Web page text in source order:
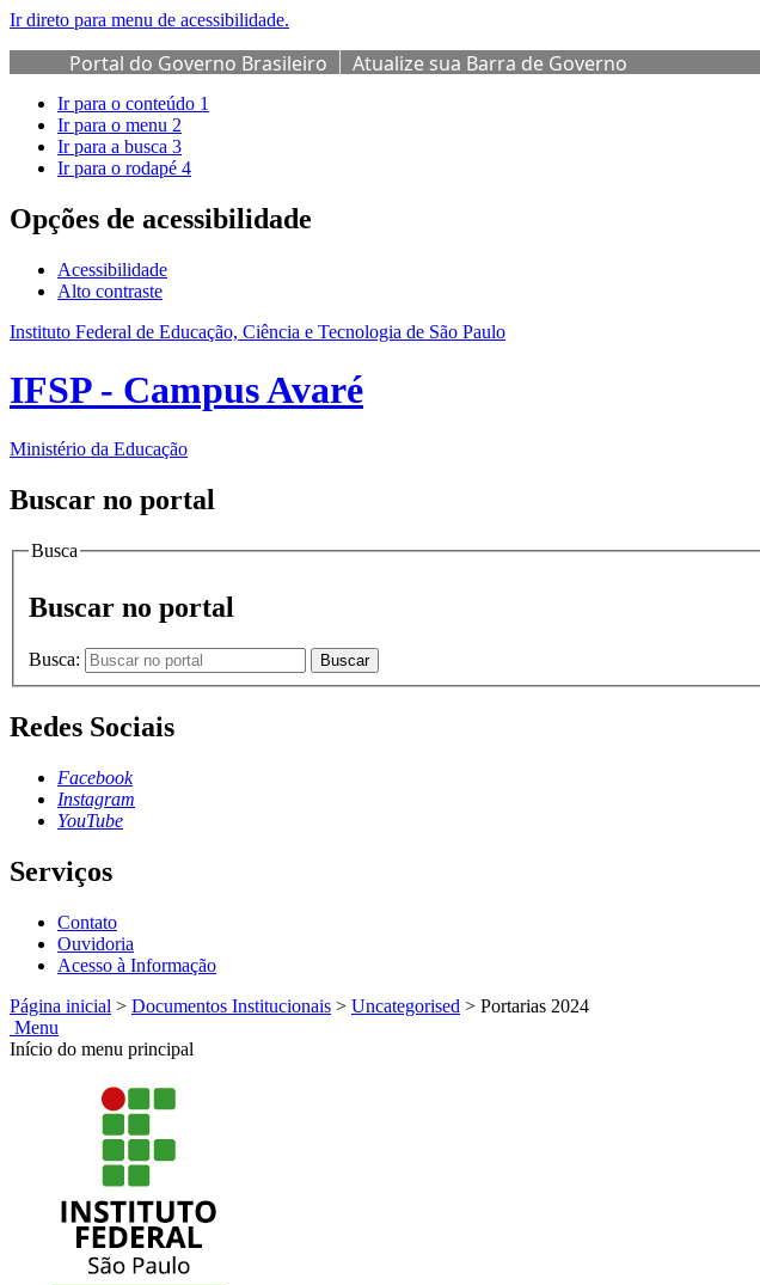
Ir direto para menu de acessibilidade.
Portal do Governo Brasileiro Atualize sua Barra de Governo
Ir para o conteúdo 1
Ir para o menu 2
Ir para a busca 3
Ir para o rodapé 4
Opções de acessibilidade
Acessibilidade
Alto contraste
Instituto Federal de Educação, Ciência e Tecnologia de São Paulo
IFSP - Campus Avaré
Ministério da Educação
Buscar no portal
Busca
Buscar no portal
Busca: Buscar
Redes Sociais
Facebook
Instagram
YouTube
Serviços
Contato
Ouvidoria
Acesso à Informação
Página inicial > Documentos Institucionais > Uncategorised > Portarias 2024
Menu
Início do menu principal